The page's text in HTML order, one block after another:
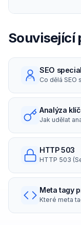
Související
SEO
Co dělá
Analýza
Jak udělat
strategie a
HTTP 503
HTTP 503
Meta tagy
Které meta